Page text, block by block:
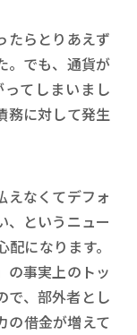
たらとりあえず
。でも、通貨が
てしまいまし
務に対して発生
えなくてデフォ
、というニュー
になります。
の事実上のトッ
で、部外者とし
の借金が増えて